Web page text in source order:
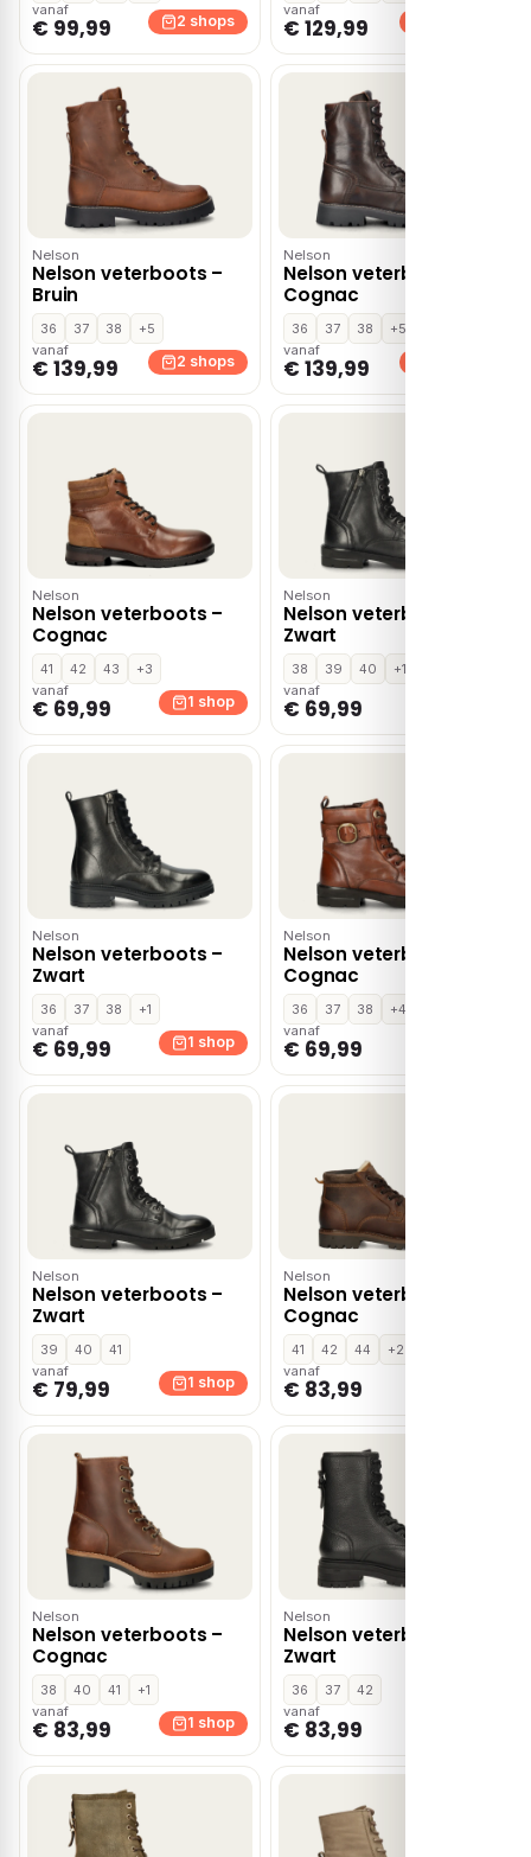
vanaf
€ 99,99 2 shops
vanaf
€ 129,99
Nelson
Nelson veterboots –
Bruin
36 37 38
+5
vanaf
€ 139,99 2 shops
Nelson
Nelson veterboots –
Cognac
36 37 38
+5
vanaf
€ 139,99
Nelson
Nelson veterboots –
Cognac
41 42 43
+3
vanaf
€ 69,99 1 shop
Nelson
Nelson veterboots –
Zwart
38 39 40
+1
vanaf
€ 69,99
Nelson
Nelson veterboots –
Zwart
36 37 38
+1
vanaf
€ 69,99 1 shop
Nelson
Nelson veterboots –
Cognac
36 37 38
+4
vanaf
€ 69,99
Nelson
Nelson veterboots –
Zwart
39 40
41
vanaf
€ 79,99 1 shop
Nelson
Nelson veterboots –
Cognac
41 42 44
+2
vanaf
€ 83,99
Nelson
Nelson veterboots –
Cognac
38 40 41
+1
vanaf
€ 83,99 1 shop
Nelson
Nelson veterboots –
Zwart
36 37
42
vanaf
€ 83,99